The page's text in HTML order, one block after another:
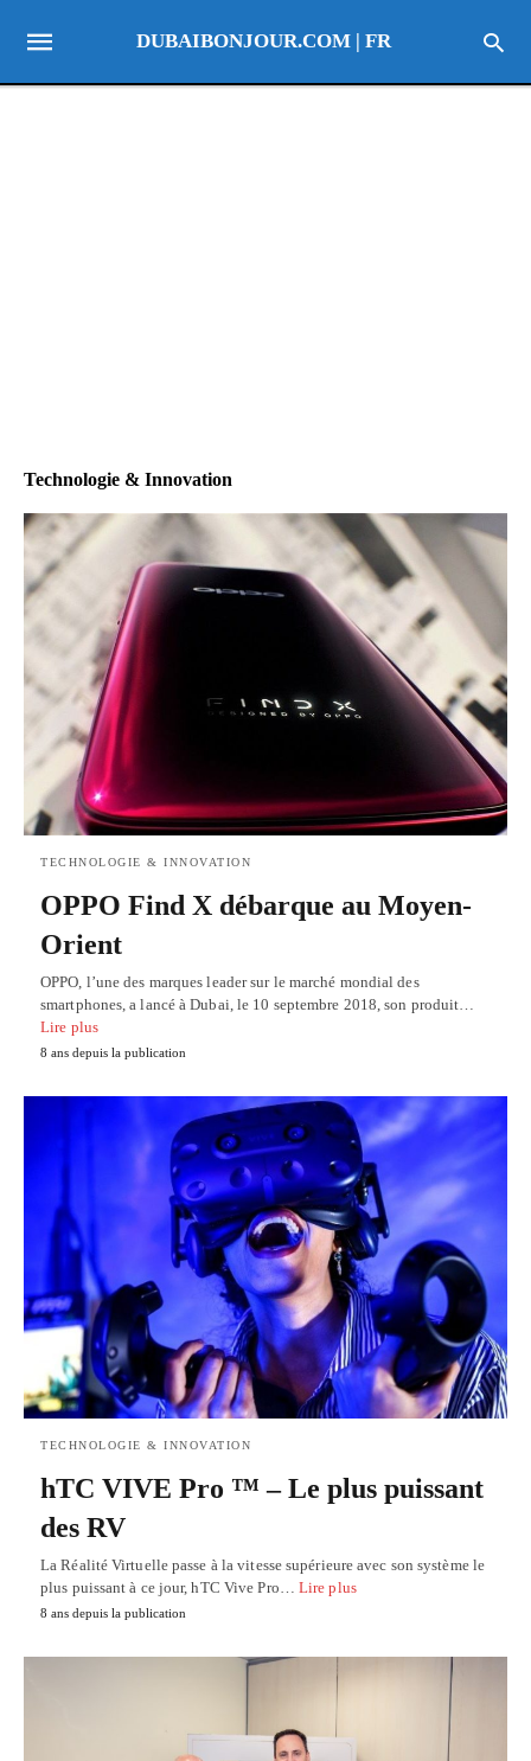
DUBAIBONJOUR.COM | FR
Technologie & Innovation
TECHNOLOGIE & INNOVATION
OPPO Find X débarque au Moyen-
Orient
OPPO, l’une des marques leader sur le marché mondial des
smartphones, a lancé à Dubai, le 10 septembre 2018, son produit…
Lire plus
8 ans depuis la publication
TECHNOLOGIE & INNOVATION
hTC VIVE Pro ™ – Le plus puissant
des RV
La Réalité Virtuelle passe à la vitesse supérieure avec son système le
plus puissant à ce jour, hTC Vive Pro… Lire plus
8 ans depuis la publication